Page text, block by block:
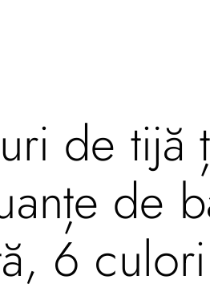
de
de
6